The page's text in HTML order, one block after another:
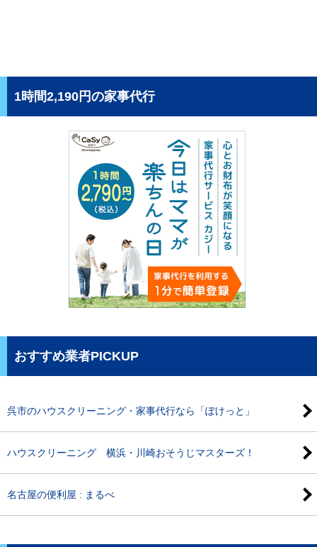
1時間2,190円の家事代行
おすすめ業者PICKUP
呉市のハウスクリーニング・家事代行なら「ぽけっと」
ハウスクリーニング 横浜・川崎おそうじマスターズ！
名古屋の便利屋 : まるべ